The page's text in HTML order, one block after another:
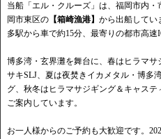
当船「エル・クルーズ」は、福岡市内
岡市東区の 【箱崎漁港】 から出船してい
多駅から車で約15分、最寄りの都市高速
博多湾・玄界灘を舞台に、春はヒラマ
サキSLJ、夏は夜焚きイカメタル・博多
グ、秋冬はヒラマサジギング＆キャス
ご案内しています。
お一人様からのご予約も大歓迎です。